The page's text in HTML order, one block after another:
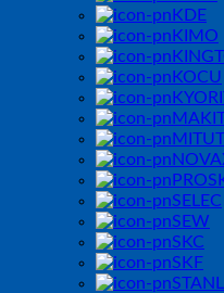
KDE
KIMO
KOCU
SELEC
SEW
SKC
SKF